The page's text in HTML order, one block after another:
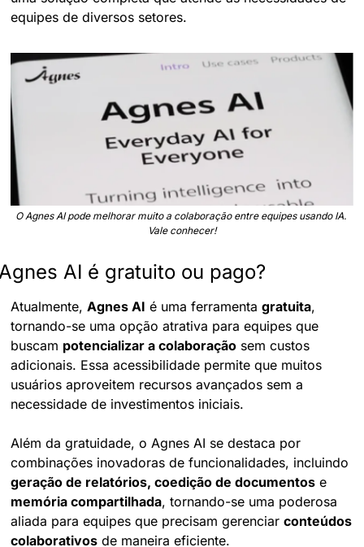
equipes de diversos setores.
O Agnes AI pode melhorar muito a colaboração entre equipes usando IA.
Vale conhecer!
AI é gratuito ou pago?
Atualmente, Agnes AI é uma ferramenta gratuita,
tornando-se uma opção atrativa para equipes que
buscam potencializar a colaboração sem custos
adicionais. Essa acessibilidade permite que muitos
usuários aproveitem recursos avançados sem a
necessidade de investimentos iniciais.
Além da gratuidade, o Agnes AI se destaca por
geração de relatórios, coedição de documentos
memória compartilhada, tornando-se uma poderosa
aliada para equipes que precisam gerenciar conteúdos
colaborativos de maneira eficiente.